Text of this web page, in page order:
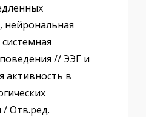
нейрональная
// ЭЭГ и
активность в
/ Отв.ред.